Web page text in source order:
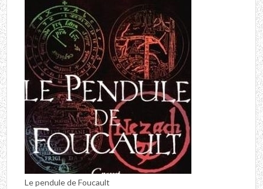
Le pendule de Foucault